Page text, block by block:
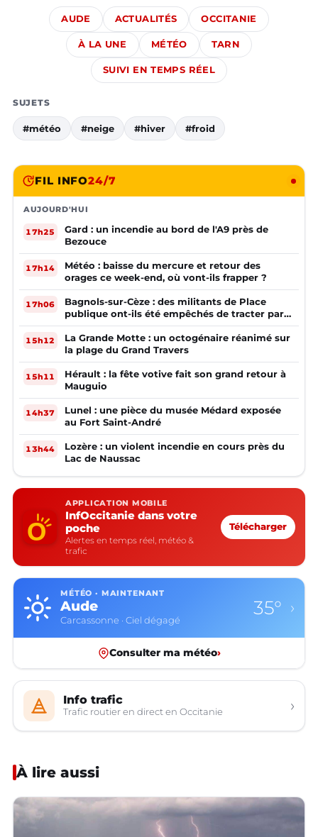
AUDE ACTUALITÉS OCCITANIE
À LA UNE MÉTÉO TARN
SUIVI EN TEMPS RÉEL
SUJETS
#météo #neige #hiver #froid
FIL INFO24/7
AUJOURD'HUI
17h25
Gard : un incendie au bord de l'A9 près de
Bezouce
17h14
Météo : baisse du mercure et retour des
orages ce week-end, où vont-ils frapper ?
17h06
Bagnols-sur-Cèze : des militants de Place
publique ont-ils été empêchés de tracter par
la mairie ?
15h12
La Grande Motte : un octogénaire réanimé sur
la plage du Grand Travers
15h11
Hérault : la fête votive fait son grand retour à
Mauguio
14h37
Lunel : une pièce du musée Médard exposée
au Fort Saint-André
13h44
Lozère : un violent incendie en cours près du
Lac de Naussac
APPLICATION MOBILE
InfOccitanie dans votre
poche
Alertes en temps réel, météo &
trafic
Télécharger
MÉTÉO · MAINTENANT
Aude
Carcassonne · Ciel dégagé
35° ›
Consulter ma météo›
Info trafic
Trafic routier en direct en Occitanie ›
À lire aussi